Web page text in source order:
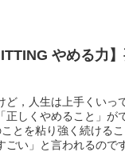
やめる力
ど，人生は上手くいっ
正しくやめること」が
とを粘り強く続ける
ごい」と言われるので